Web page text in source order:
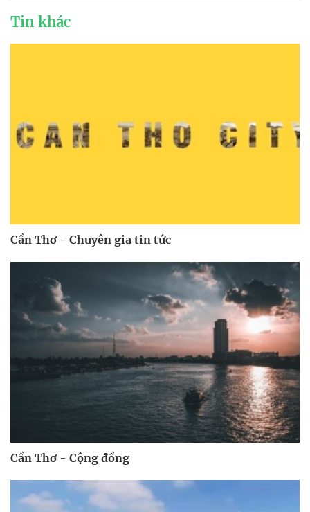
Tin khác
Cần Thơ - Chuyên gia tin tức
Cần Thơ - Cộng đồng